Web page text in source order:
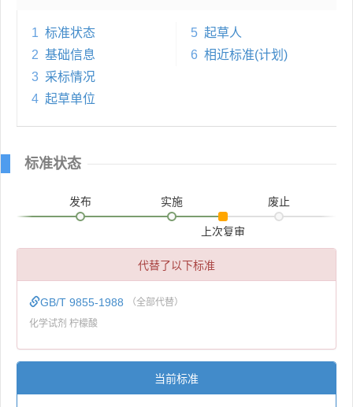
1 标准状态
2 基础信息
3 采标情况
4 起草单位
5 起草人
6 相近标准(计划)
标准状态
发布 实施
上次复审
废止
代替了以下标准
GB/T 9855-1988 （全部代替）
化学试剂 柠檬酸
当前标准